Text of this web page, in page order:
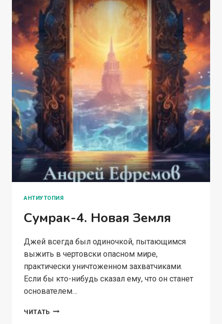
АНТИУТОПИЯ
Сумрак-4. Новая Земля
Джей всегда был одиночкой, пытающимся
выжить в чертовски опасном мире,
практически уничтоженном захватчиками.
Если бы кто-нибудь сказал ему, что он станет
основателем…
ЧИТАТЬ СУМРАК-4.